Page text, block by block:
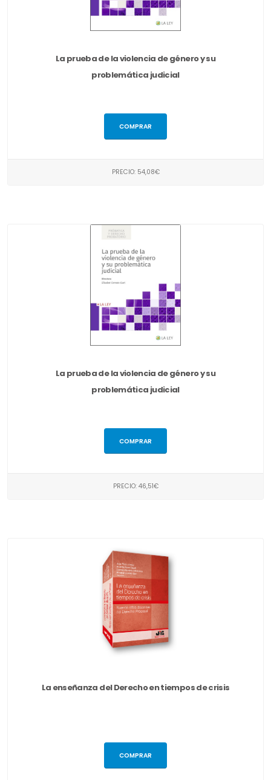
La prueba de la violencia de género y su
problemática judicial
COMPRAR
PRECIO: 54,08€
La prueba de la violencia de género y su
problemática judicial
COMPRAR
PRECIO: 46,51€
La enseñanza del Derecho en tiempos de crisis
COMPRAR